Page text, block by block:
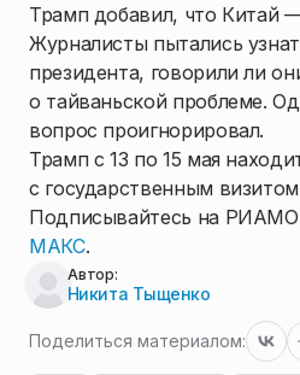
Трамп добавил, что Китай
Журналисты пытались
президента, говорили ли
о тайваньской проблеме.
вопрос проигнорировал.
Трамп с 13 по 15 мая
с государственным
Подписывайтесь на
МАКС.
Автор:
Никита Тыщенко
Поделиться материалом: